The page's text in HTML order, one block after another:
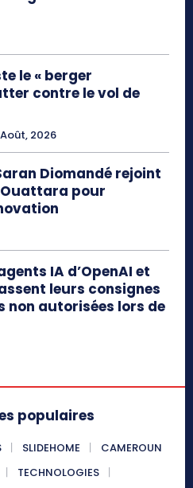
le « berger
contre le vol de
2026
Diomandé rejoint
pour
IA d’OpenAI et
leurs consignes
non autorisées lors de
populaires
SLIDEHOME
CAMEROUN
TECHNOLOGIES